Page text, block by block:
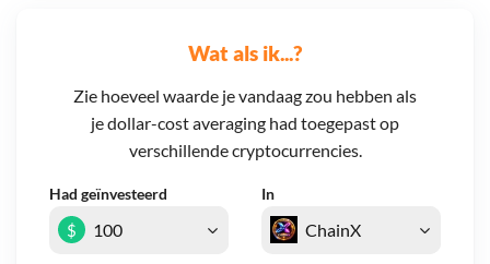
Wat als ik...?
Zie hoeveel waarde je vandaag zou hebben als
je dollar-cost averaging had toegepast op
verschillende cryptocurrencies.
Had geïnvesteerd In
$